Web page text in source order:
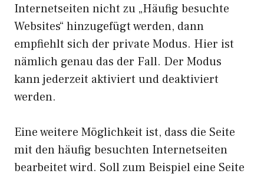
Internetseiten nicht zu „Häufig besuchte
Websites“ hinzugefügt werden, dann
empfiehlt sich der private Modus. Hier ist
nämlich genau das der Fall. Der Modus
kann jederzeit aktiviert und deaktiviert
werden.
Eine weitere Möglichkeit ist, dass die Seite
mit den häufig besuchten Internetseiten
bearbeitet wird. Soll zum Beispiel eine Seite